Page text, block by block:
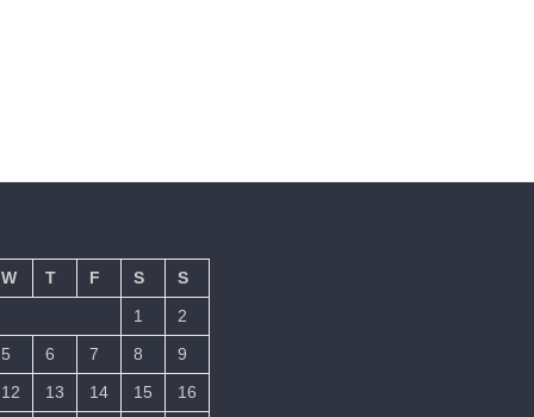
W T F S
S
1
2
5
6 7 8
9
12
13 14 15 16